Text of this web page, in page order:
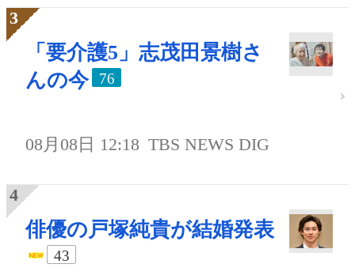
「要介護5」志茂田景樹さ
んの今
76
08月08日 12:18 TBS NEWS DIG
俳優の戸塚純貴が結婚発表
43